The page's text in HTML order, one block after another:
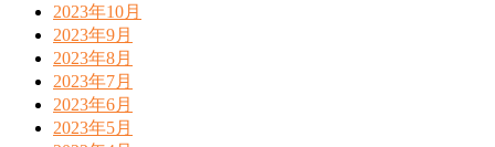
2023年10月
2023年9月
2023年8月
2023年7月
2023年6月
2023年5月